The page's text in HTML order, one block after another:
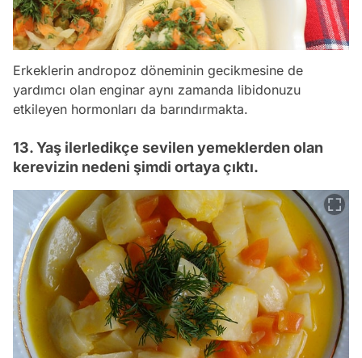
Erkeklerin andropoz döneminin gecikmesine de
yardımcı olan enginar aynı zamanda libidonuzu
etkileyen hormonları da barındırmakta.
13. Yaş ilerledikçe sevilen yemeklerden olan
kerevizin nedeni şimdi ortaya çıktı.